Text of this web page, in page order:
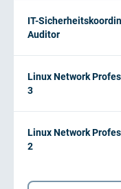
IT-
Auditor
Linux Network
3
Linux Network
2